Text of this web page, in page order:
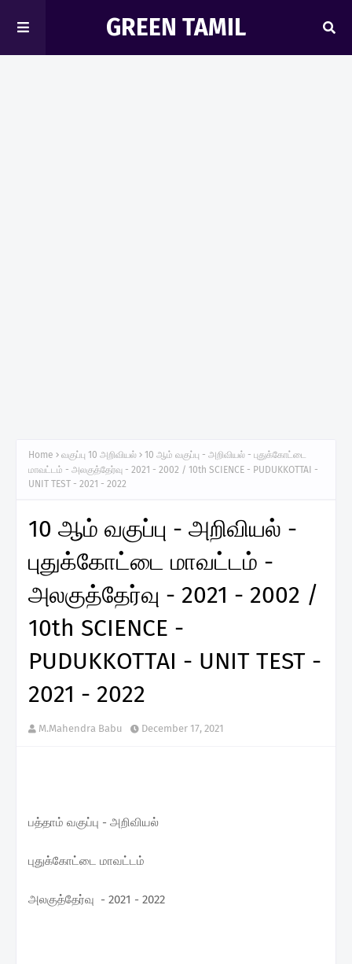
GREEN TAMIL
Home வகுப்பு 10 அறிவியல்
10 ஆம் வகுப்பு - அறிவியல் - புதுக்கோட்டை
மாவட்டம் - அலகுத்தேர்வு - 2021 - 2002 / 10th SCIENCE - PUDUKKOTTAI -
UNIT TEST - 2021 - 2022
10 ஆம் வகுப்பு - அறிவியல் -
புதுக்கோட்டை மாவட்டம் -
அலகுத்தேர்வு - 2021 - 2002 /
10th SCIENCE -
PUDUKKOTTAI - UNIT TEST -
2021 - 2022
M.Mahendra Babu December 17, 2021
பத்தாம் வகுப்பு - அறிவியல்
புதுக்கோட்டை மாவட்டம்
அலகுத்தேர்வு - 2021 - 2022